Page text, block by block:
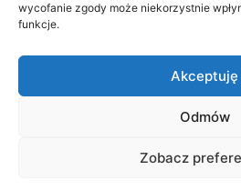
wycofanie zgody może niekorzystnie
funkcje.
Akceptuję
Odmów
Zobacz
>Gołdap Mazurski Zdrój
31, 19-500 Gołdap